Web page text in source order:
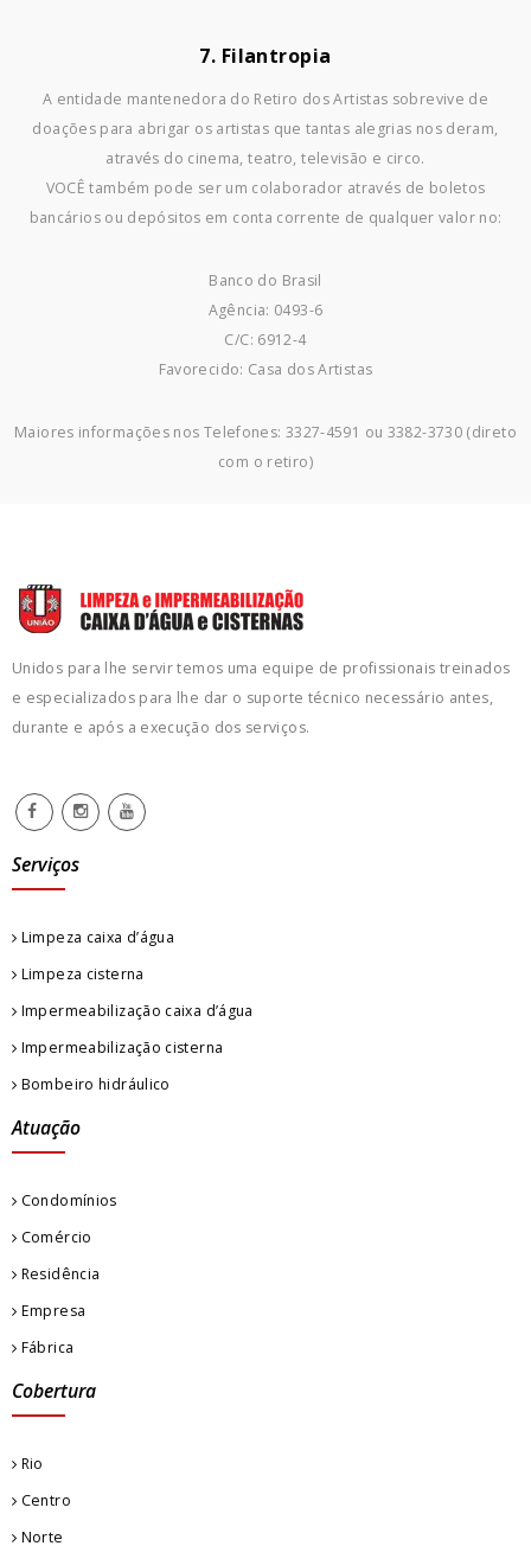
7. Filantropia
A entidade mantenedora do Retiro dos Artistas sobrevive de
doações para abrigar os artistas que tantas alegrias nos deram,
através do cinema, teatro, televisão e circo.
VOCÊ também pode ser um colaborador através de boletos
bancários ou depósitos em conta corrente de qualquer valor no:
Banco do Brasil
Agência: 0493-6
C/C: 6912-4
Favorecido: Casa dos Artistas
Maiores informações nos Telefones: 3327-4591 ou 3382-3730 (direto
com o retiro)
Unidos para lhe servir temos uma equipe de profissionais treinados
e especializados para lhe dar o suporte técnico necessário antes,
durante e após a execução dos serviços.
Serviços
Limpeza caixa d’água
Limpeza cisterna
Impermeabilização caixa d’água
Impermeabilização cisterna
Bombeiro hidráulico
Atuação
Condomínios
Comércio
Residência
Empresa
Fábrica
Cobertura
Rio
Centro
Norte